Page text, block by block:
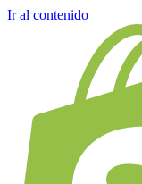
Ir al contenido